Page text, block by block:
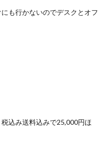
も行かないのでデスクとオフ
込み送料込みで25,000円ほ